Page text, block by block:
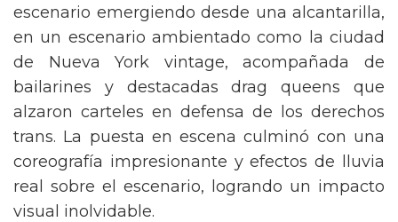
escenario emergiendo desde una alcantarilla,
en un escenario ambientado como la ciudad
de Nueva York vintage, acompañada de
bailarines y destacadas drag queens que
alzaron carteles en defensa de los derechos
trans. La puesta en escena culminó con una
coreografía impresionante y efectos de lluvia
real sobre el escenario, logrando un impacto
visual inolvidable.